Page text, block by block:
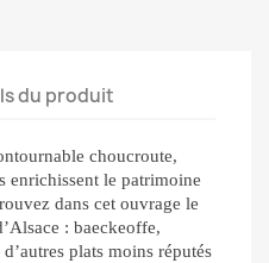
du produit
choucroute,
enrichissent le patrimoine
dans cet ouvrage le
: baeckeoffe,
plats moins réputés